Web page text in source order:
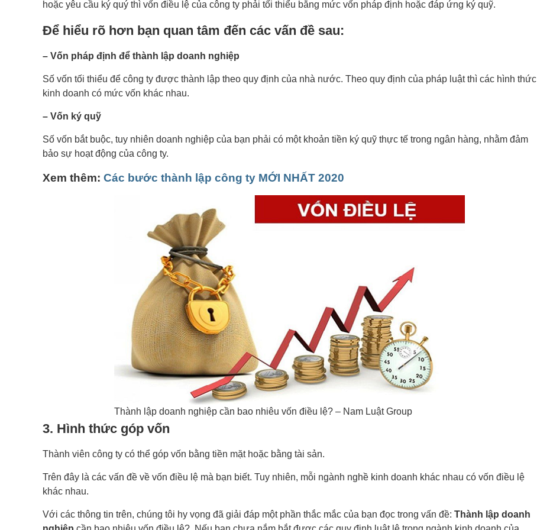
hoặc yêu cầu ký quý thì vốn điều lệ của công ty phải tối thiểu bằng mức vốn pháp định hoặc đáp ứng ký quỹ.
Để hiểu rõ hơn bạn quan tâm đến các vấn đề sau:
– Vốn pháp định để thành lập doanh nghiệp
Số vốn tối thiểu để công ty được thành lập theo quy định của nhà nước. Theo quy định của pháp luật thì các hình thức
kinh doanh có mức vốn khác nhau.
– Vốn ký quỹ
Số vốn bắt buộc, tuy nhiên doanh nghiệp của bạn phải có một khoản tiền ký quỹ thực tế trong ngân hàng, nhằm đảm
bảo sự hoạt động của công ty.
Xem thêm: Các bước thành lập công ty MỚI NHẤT 2020
Thành lập doanh nghiệp cần bao nhiêu vốn điều lệ? – Nam Luật Group
3. Hình thức góp vốn
Thành viên công ty có thể góp vốn bằng tiền mặt hoặc bằng tài sản.
Trên đây là các vấn đề về vốn điều lệ mà bạn biết. Tuy nhiên, mỗi ngành nghề kinh doanh khác nhau có vốn điều lệ
khác nhau.
Với các thông tin trên, chúng tôi hy vọng đã giải đáp một phần thắc mắc của bạn đọc trong vấn đề: Thành lập doanh